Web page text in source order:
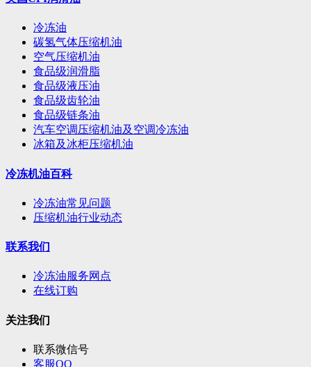
冷冻油
碳氢气体压缩机油
空气压缩机油
食品级润滑脂
食品级液压油
食品级齿轮油
食品级链条油
汽车空调压缩机油及空调冷冻油
冰箱及冰柜压缩机油
冷冻机油百科
冷冻油常见问题
压缩机油行业动态
联系我们
冷冻油服务网点
在线订购
关注我们
联系微信号
客服QQ